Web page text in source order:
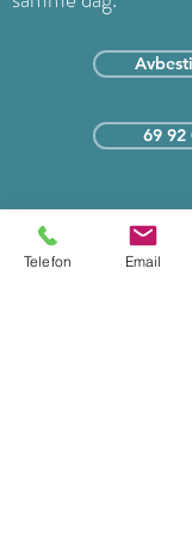
69 92
Telefon Email